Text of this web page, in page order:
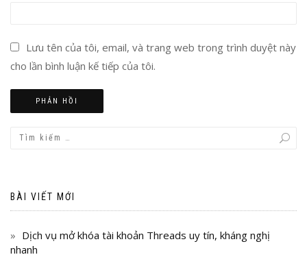
Lưu tên của tôi, email, và trang web trong trình duyệt này
cho lần bình luận kế tiếp của tôi.
BÀI VIẾT MỚI
Dịch vụ mở khóa tài khoản Threads uy tín, kháng nghị
nhanh